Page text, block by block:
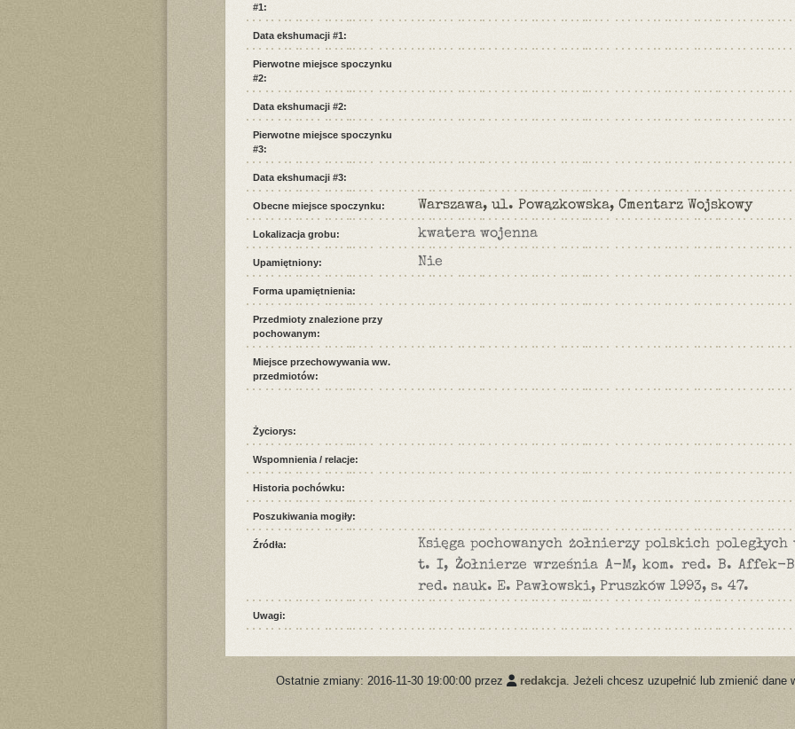
#1:
Data ekshumacji #1:
Pierwotne miejsce spoczynku
#2:
Data ekshumacji #2:
Pierwotne miejsce spoczynku
#3:
Data ekshumacji #3:
Obecne miejsce spoczynku: Warszawa, ul. Powązkowska, Cmentarz Wojskowy
Lokalizacja grobu: kwatera wojenna
Upamiętniony: Nie
Forma upamiętnienia:
Przedmioty znalezione przy
pochowanym:
Miejsce przechowywania ww.
przedmiotów:
Życiorys:
Wspomnienia / relacje:
Historia pochówku:
Poszukiwania mogiły:
Źródła:
Księga pochowanych żołnierzy polskich
t. I, Żołnierze września A-M, kom. red. B.
red. nauk. E. Pawłowski, Pruszków 1993, s. 47.
Uwagi:
Ostatnie zmiany: 2016-11-30 19:00:00 przez redakcja . Jeżeli chcesz uzupełnić lub zmienić dane